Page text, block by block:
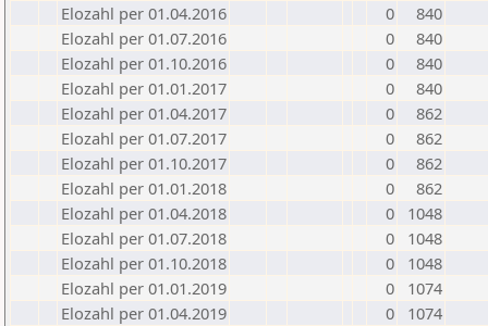
Elozahl per 01.04.2016
0
840
Elozahl per 01.07.2016
0
840
Elozahl per 01.10.2016
0
840
Elozahl per 01.01.2017
0
840
Elozahl per 01.04.2017
0
862
Elozahl per 01.07.2017
0
862
Elozahl per 01.10.2017
0
862
Elozahl per 01.01.2018
0
862
Elozahl per 01.04.2018
0
1048
Elozahl per 01.07.2018
0
1048
Elozahl per 01.10.2018
0
1048
Elozahl per 01.01.2019
0
1074
Elozahl per 01.04.2019
0
1074